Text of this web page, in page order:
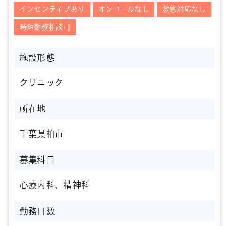
インセンティブあり オンコールなし 救急対応なし
時短勤務相談可
施設形態
クリニック
所在地
千葉県柏市
募集科目
心療内科、精神科
勤務日数